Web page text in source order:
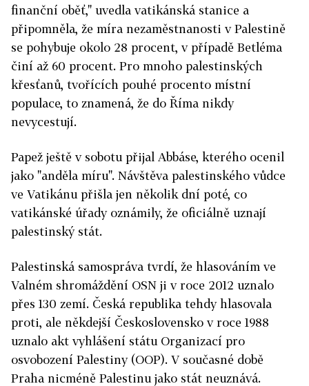
finanční oběť," uvedla vatikánská stanice a
připomněla, že míra nezaměstnanosti v Palestině
se pohybuje okolo 28 procent, v případě Betléma
činí až 60 procent. Pro mnoho palestinských
křesťanů, tvořících pouhé procento místní
populace, to znamená, že do Říma nikdy
nevycestují.
Papež ještě v sobotu přijal Abbáse, kterého ocenil
jako "anděla míru". Návštěva palestinského vůdce
ve Vatikánu přišla jen několik dní poté, co
vatikánské úřady oznámily, že oficiálně uznají
palestinský stát.
Palestinská samospráva tvrdí, že hlasováním ve
Valném shromáždění OSN ji v roce 2012 uznalo
přes 130 zemí. Česká republika tehdy hlasovala
proti, ale někdejší Československo v roce 1988
uznalo akt vyhlášení státu Organizací pro
osvobození Palestiny (OOP). V současné době
Praha nicméně Palestinu jako stát neuznává.